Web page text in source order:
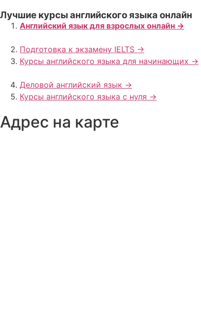
Лучшие курсы английского языка онлайн
Английский язык для взрослых онлайн ->
Подготовка к экзамену IELTS ->
Курсы английского языка для начинающих ->
Деловой английский язык ->
Курсы английского языка с нуля ->
Адрес на карте